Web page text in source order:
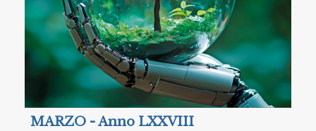
MARZO - Anno LXXVIII